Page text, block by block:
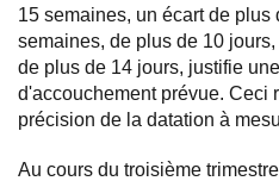
15 semaines, un écart de plus
semaines, de plus de 10
de plus de 14 jours, justifie
d'accouchement prévue. Ceci
précision de la datation à
Au cours du troisième